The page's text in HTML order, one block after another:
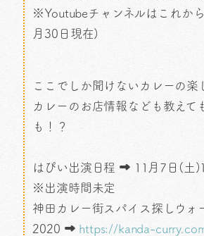
※Youtubeチャンネルはこれか
月30日現在)
ここでしか聞けないカレーの楽
カレーのお店情報なども教えて
も！？
はぴい出演日程 ➡ 11月7日(土
※出演時間未定
神田カレー街スパイス探しウォ
2020 ➡ https://kanda-